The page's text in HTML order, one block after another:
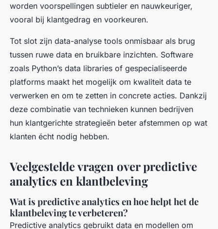
worden voorspellingen subtieler en nauwkeuriger,
vooral bij klantgedrag en voorkeuren.
Tot slot zijn data-analyse tools onmisbaar als brug
tussen ruwe data en bruikbare inzichten. Software
zoals Python’s data libraries of gespecialiseerde
platforms maakt het mogelijk om kwaliteit data te
verwerken en om te zetten in concrete acties. Dankzij
deze combinatie van technieken kunnen bedrijven
hun klantgerichte strategieën beter afstemmen op wat
klanten écht nodig hebben.
Veelgestelde vragen over predictive
analytics en klantbeleving
Wat is predictive analytics en hoe helpt het de
klantbeleving te verbeteren?
Predictive analytics gebruikt data en modellen om